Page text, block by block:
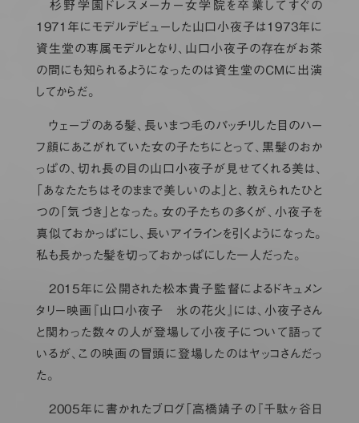
杉野学園ドレスメーカー女学院を卒業してすぐの
1971年にモデルデビューした山口小夜子は1973年に
資生堂の専属モデルとなり、山口小夜子の存在がお茶
の間にも知られるようになったのは資生堂のCMに出演
してからだ。
ウェーブのある髪、長いまつ毛のパッチリした目のハー
フ顔にあこがれていた女の子たちにとって、黒髪のおか
っぱの、切れ長の目の山口小夜子が見せてくれる美は、
「あなたたちはそのままで美しいのよ」と、教えられたひと
つの「気づき」となった。女の子たちの多くが、小夜子を
真似ておかっぱにし、長いアイラインを引くようになった。
私も長かった髪を切っておかっぱにした一人だった。
2015年に公開された松本貴子監督によるドキュメン
タリー映画『山口小夜子 氷の花火』には、小夜子さん
と関わった数々の人が登場して小夜子について語って
いるが、この映画の冒頭に登場したのはヤッコさんだっ
た。
2005年に書かれたブログ「高橋靖子の『千駄ヶ谷日